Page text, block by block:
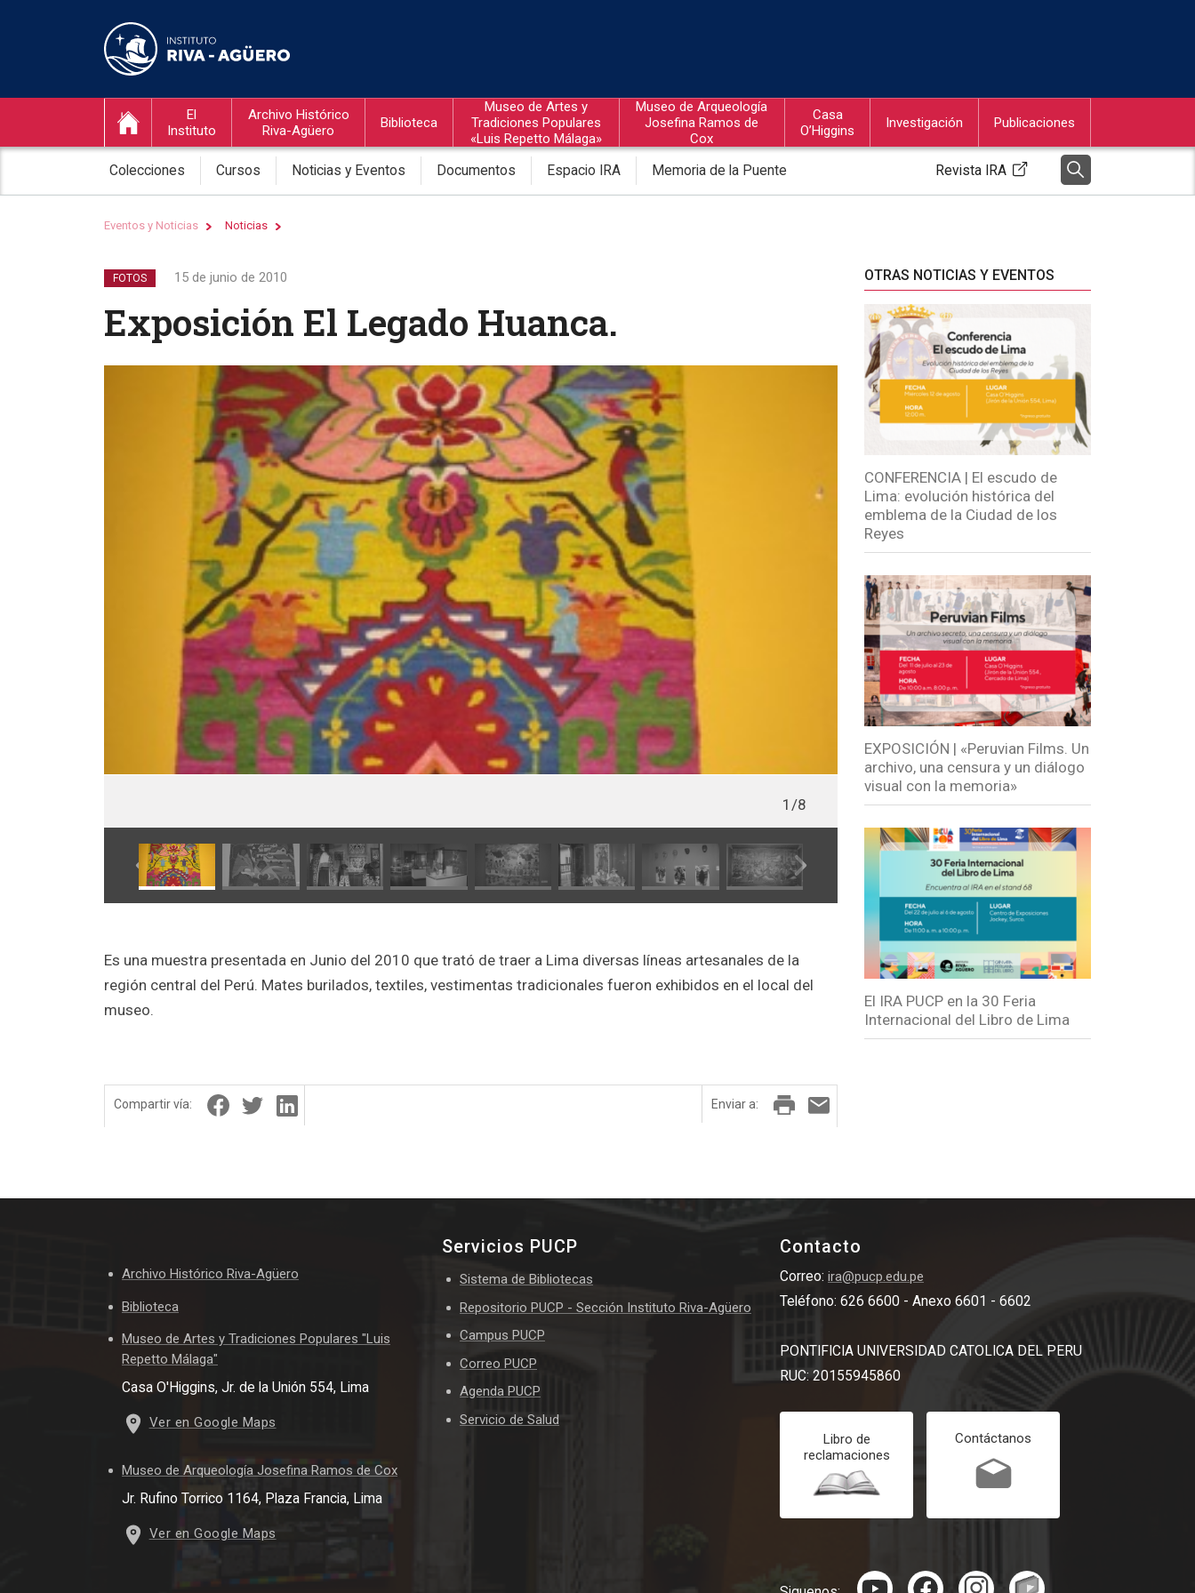
El
Instituto
Archivo Histórico
Riva-Agüero
Biblioteca
Museo de Artes y
Tradiciones Populares
«Luis Repetto Málaga»
Museo de Arqueología
Josefina Ramos de
Cox
Casa
O’Higgins
Investigación Publicaciones
Colecciones Cursos Noticias y Eventos Documentos Espacio IRA Memoria de la Puente Revista IRA
Eventos y Noticias Noticias
FOTOS 15 de junio de 2010
Exposición El Legado Huanca.
1/8
Es una muestra presentada en Junio del 2010 que trató de traer a Lima diversas líneas artesanales de la
región central del Perú. Mates burilados, textiles, vestimentas tradicionales fueron exhibidos en el local del
museo.
Compartir vía: Enviar a:
OTRAS NOTICIAS Y EVENTOS
CONFERENCIA | El escudo de
Lima: evolución histórica del
emblema de la Ciudad de los
Reyes
EXPOSICIÓN | «Peruvian Films. Un
archivo, una censura y un diálogo
visual con la memoria»
El IRA PUCP en la 30 Feria
Internacional del Libro de Lima
Archivo Histórico Riva-Agüero
Biblioteca
Museo de Artes y Tradiciones Populares "Luis
Repetto Málaga"
Casa O'Higgins, Jr. de la Unión 554, Lima
Ver en Google Maps
Museo de Arqueología Josefina Ramos de Cox
Jr. Rufino Torrico 1164, Plaza Francia, Lima
Ver en Google Maps
Servicios PUCP
Sistema de Bibliotecas
Repositorio PUCP - Sección Instituto Riva-Agüero
Campus PUCP
Correo PUCP
Agenda PUCP
Servicio de Salud
Contacto
Correo: ira@pucp.edu.pe
Teléfono: 626 6600 - Anexo 6601 - 6602
PONTIFICIA UNIVERSIDAD CATOLICA DEL PERU
RUC: 20155945860
Libro de
reclamaciones
Contáctanos